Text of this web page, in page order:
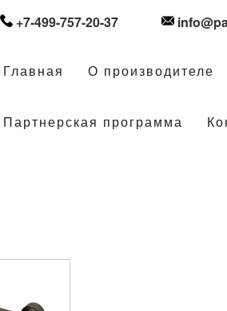
+7-499-757-20-37
Главная О производителе
Партнерская программа